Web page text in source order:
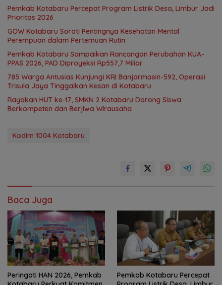
Pemkab Kotabaru Percepat Program Listrik Desa, Limbur Jadi
Prioritas 2026
GOW Kotabaru Soroti Pentingnya Kesehatan Mental
Perempuan dalam Pertemuan Rutin
Pemkab Kotabaru Sampaikan Rancangan Perubahan KUA-
PPAS 2026, PAD Diproyeksi Rp557,7 Miliar
785 Warga Antusias Kunjungi KRI Banjarmasin-592, Operasi
Trisula Jaya Tinggalkan Kesan di Kotabaru
Rayakan HUT ke-17, SMKN 2 Kotabaru Dorong Siswa
Berkompeten dan Berjiwa Wirausaha
Kodim 1004 Kotabaru
Baca Juga
Peringati HAN 2026, Pemkab
Pemkab Kotabaru Percepat